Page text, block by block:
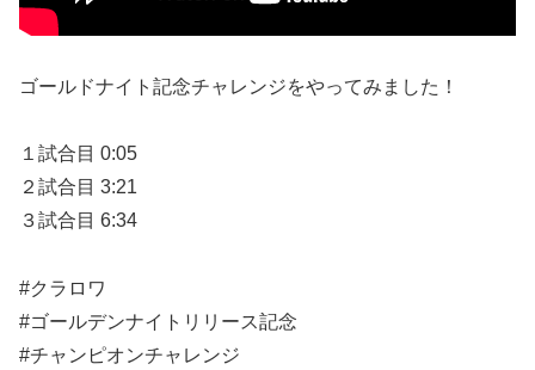
ゴールドナイト記念チャレンジをやってみました！
１試合目 0:05
２試合目 3:21
３試合目 6:34
#クラロワ
#ゴールデンナイトリリース記念
#チャンピオンチャレンジ